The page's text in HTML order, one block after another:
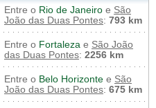
Entre o Rio de Janeiro e São
João das Duas Pontes: 793 km
Entre o Fortaleza e São João
das Duas Pontes: 2256 km
Entre o Belo Horizonte e São
João das Duas Pontes: 675 km